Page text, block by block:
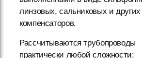
линзовых, сальниковых и
компенсаторов.
Рассчитываются трубопроводы
практически любой сложности: